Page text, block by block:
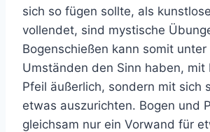
sich so fügen sollte, als
vollendet, sind mystische
Bogenschießen kann somit unter
Umständen den Sinn haben, mit
Pfeil äußerlich, sondern mit sich
etwas auszurichten. Bogen und
gleichsam nur ein Vorwand für